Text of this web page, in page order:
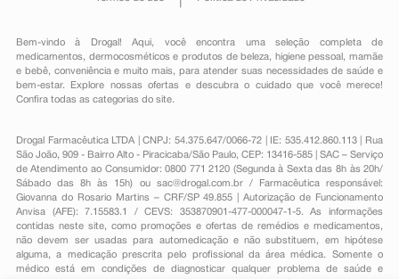
Bem-vindo à Drogal! Aqui, você encontra uma seleção completa de
medicamentos , dermocosméticos e produtos de beleza, higiene pessoal ,mamãe
e bebê, conveniênciae muito mais, para atender suas necessidades de saúde e
bem-estar. Explore nossas ofertas e descubra o cuidado que você merece!
Confira todas as categorias do site.
Drogal Farmacêutica LTDA | CNPJ: 54.375.647/0066-72 | IE: 535.412.860.113 | Rua
São João, 909 - Bairro Alto - Piracicaba/São Paulo, CEP: 13416-585 | SAC – Serviço
de Atendimento ao Consumidor: 0800 771 2120 (Segunda à Sexta das 8h às 20h/
Sábado das 8h às 15h) ou sac@drogal.com.br/ Farmacêutica responsável:
Giovanna do Rosario Martins – CRF/SP 49.855 | Autorização de Funcionamento
Anvisa (AFE): 7.15583.1 / CEVS: 353870901-477-000047-1-5. As informações
contidas neste site, como promoções e ofertas de remédios e medicamentos,
não devem ser usadas para automedicação e não substituem, em hipótese
alguma, a medicação prescrita pelo profissional da área médica. Somente o
médico está em condições de diagnosticar qualquer problema de saúde e